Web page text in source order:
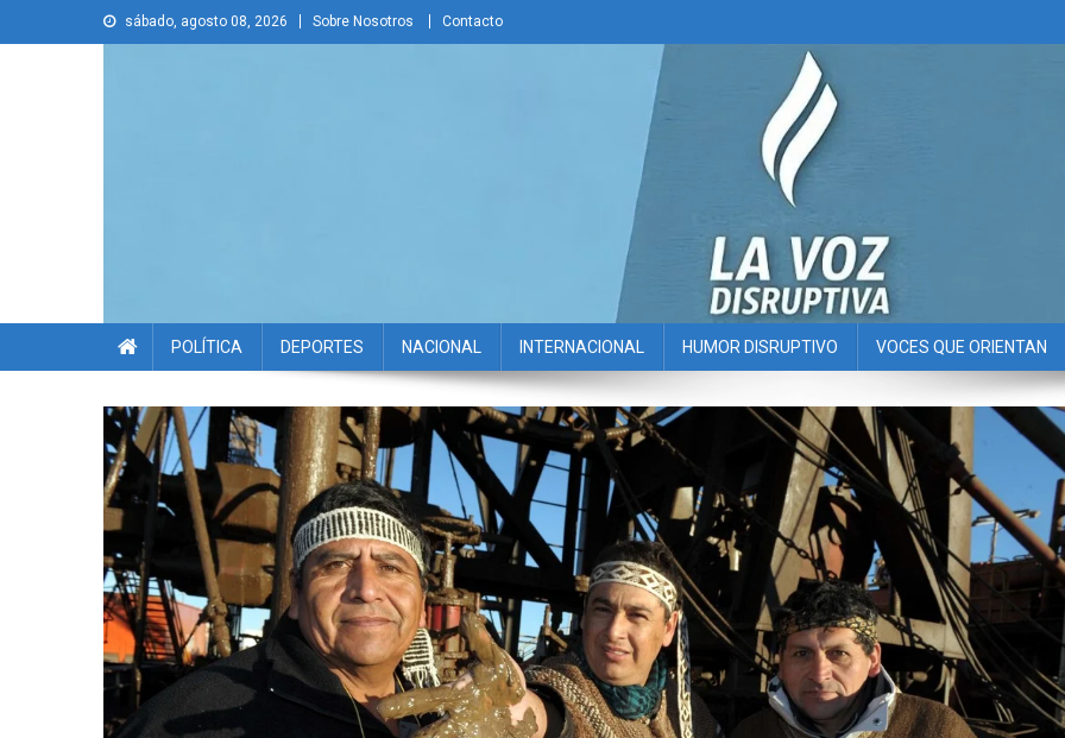
to
sábado, agosto 08, 2026 Sobre Nosotros Contacto
La Voz Disruptiva
POLÍTICA DEPORTES NACIONAL INTERNACIONAL HUMOR DISRUPTIVO VOCES QUE ORIENTAN